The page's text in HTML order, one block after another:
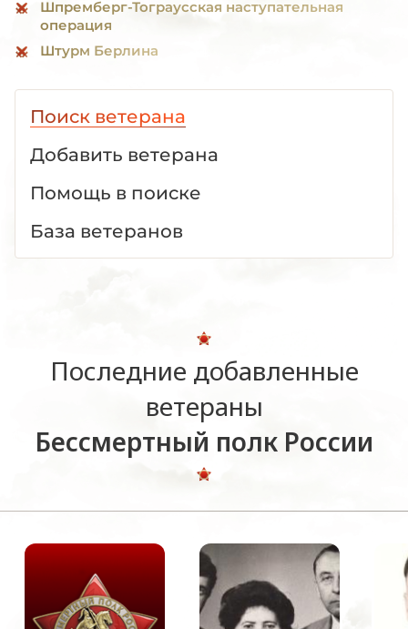
Шпремберг-Тограусская наступательная
операция
Штурм Берлина
Поиск ветерана
Добавить ветерана
Помощь в поиске
База ветеранов
Последние добавленные
ветераны
Бессмертный полк России